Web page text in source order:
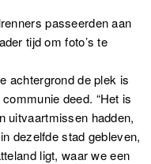
passeerden aan
tijd om foto’s te
achtergrond de plek is
deed. “Het is
uitvaartmissen hadden,
dezelfde stad gebleven,
ligt, waar we een